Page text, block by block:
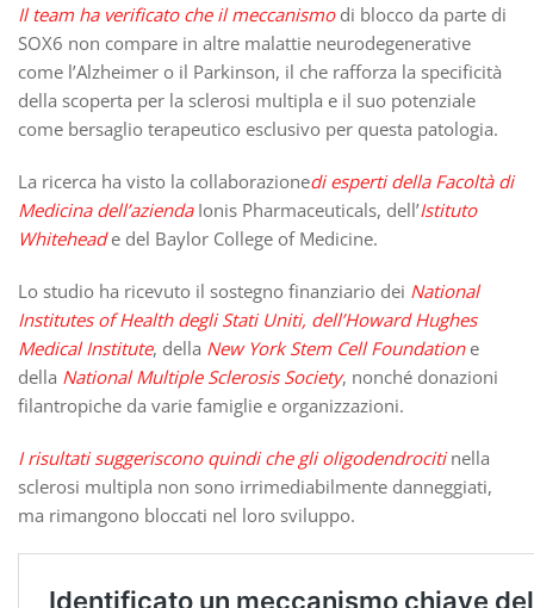
Il team ha verificato che il meccanismodi blocco da parte di
SOX6 non compare in altre malattie neurodegenerative
come l’Alzheimer o il Parkinson, il che rafforza la specificità
della scoperta per la sclerosi multipla e il suo potenziale
come bersaglio terapeutico esclusivo per questa patologia.
La ricerca ha visto la collaborazionedi esperti della Facoltà di
Medicina dell’aziendaIonis Pharmaceuticals, dell’Istituto
Whiteheade del Baylor College of Medicine.
Lo studio ha ricevuto il sostegno finanziario dei National
Institutes of Health degli Stati Uniti, dell’Howard Hughes
Medical Institute, della New York Stem Cell Foundatione
della National Multiple Sclerosis Society, nonché donazioni
filantropiche da varie famiglie e organizzazioni.
I risultati suggeriscono quindi che gli oligodendrocitinella
sclerosi multipla non sono irrimediabilmente danneggiati,
ma rimangono bloccati nel loro sviluppo.